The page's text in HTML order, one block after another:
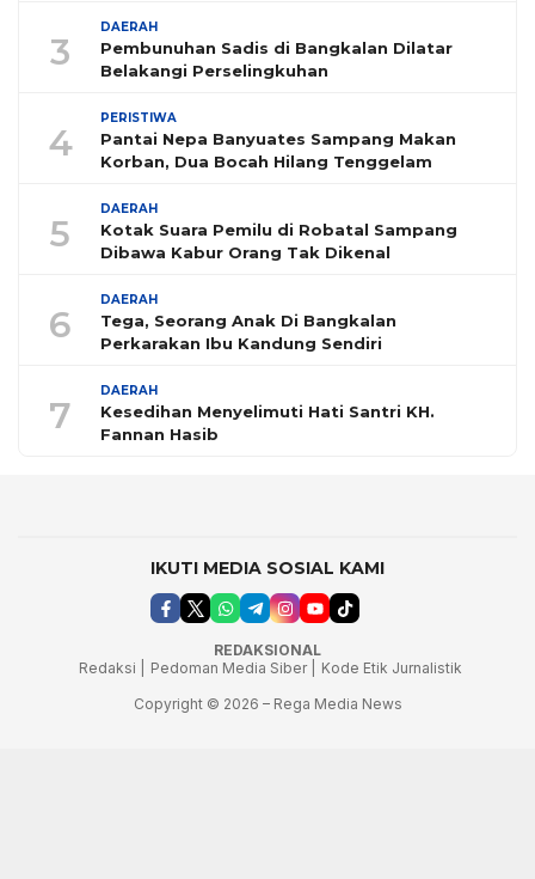
3
DAERAH
Pembunuhan Sadis di Bangkalan Dilatar
Belakangi Perselingkuhan
4
PERISTIWA
Pantai Nepa Banyuates Sampang Makan
Korban, Dua Bocah Hilang Tenggelam
5
DAERAH
Kotak Suara Pemilu di Robatal Sampang
Dibawa Kabur Orang Tak Dikenal
6
DAERAH
Tega, Seorang Anak Di Bangkalan
Perkarakan Ibu Kandung Sendiri
7
DAERAH
Kesedihan Menyelimuti Hati Santri KH.
Fannan Hasib
IKUTI MEDIA SOSIAL KAMI
REDAKSIONAL
Redaksi |
Pedoman Media Siber |
Kode Etik Jurnalistik
Copyright © 2026 – Rega Media News